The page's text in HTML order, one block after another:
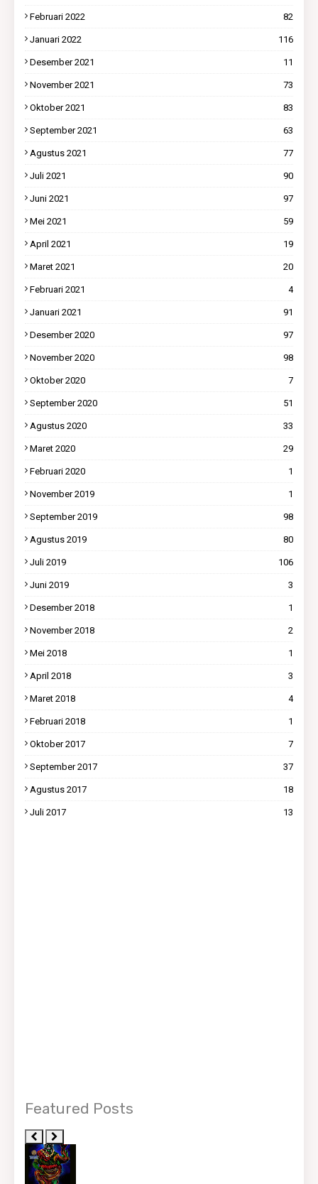
Februari 2022 82
Januari 2022 116
Desember 2021 11
November 2021 73
Oktober 2021 83
September 2021 63
Agustus 2021 77
Juli 2021 90
Juni 2021 97
Mei 2021 59
April 2021 19
Maret 2021 20
Februari 2021 4
Januari 2021 91
Desember 2020 97
November 2020 98
Oktober 2020 7
September 2020 51
Agustus 2020 33
Maret 2020 29
Februari 2020 1
November 2019 1
September 2019 98
Agustus 2019 80
Juli 2019 106
Juni 2019 3
Desember 2018 1
November 2018 2
Mei 2018 1
April 2018 3
Maret 2018 4
Februari 2018 1
Oktober 2017 7
September 2017 37
Agustus 2017 18
Juli 2017 13
Featured Posts